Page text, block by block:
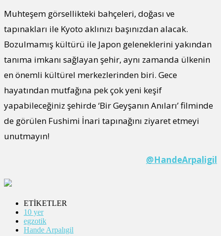
Muhteşem görsellikteki bahçeleri, doğası ve
tapınakları ile Kyoto aklınızı başınızdan alacak.
Bozulmamış kültürü ile Japon geleneklerini yakından
tanıma imkanı sağlayan şehir, aynı zamanda ülkenin
en önemli kültürel merkezlerinden biri. Gece
hayatından mutfağına pek çok yeni keşif
yapabileceğiniz şehirde ‘Bir Geyşanın Anıları’ filminde
de görülen Fushimi İnari tapınağını ziyaret etmeyi
unutmayın!
@HandeArpaligil
ETİKETLER
10 yer
egzotik
Hande Arpalıgil